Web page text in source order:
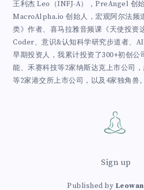
王利杰 Leo（INFJ-A），PreAngel 创
MacroAlpha.io 创始人，宏观阿尔法频
类》作者、喜马拉雅音频课《天使投资
Coder、意识&认知科学研究步道者、
早期投资人，我累计投资了300+初创公
能、禾赛科技等2家纳斯达克上市公司
等2家港交所上市公司，以及4家独角兽。
Sign up
Published by